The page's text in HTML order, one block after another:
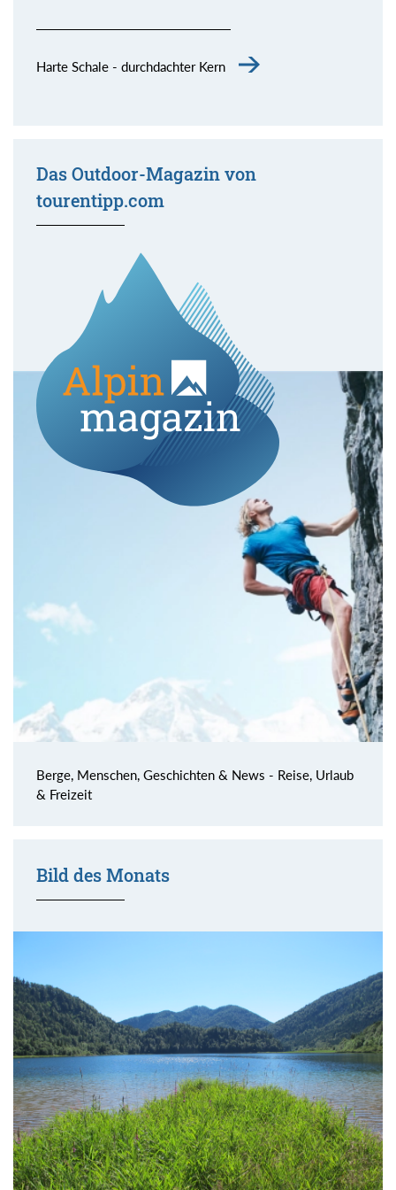
Harte Schale - durchdachter Kern
Das Outdoor-Magazin von
tourentipp.com
Berge, Menschen, Geschichten & News - Reise, Urlaub
& Freizeit
Bild des Monats